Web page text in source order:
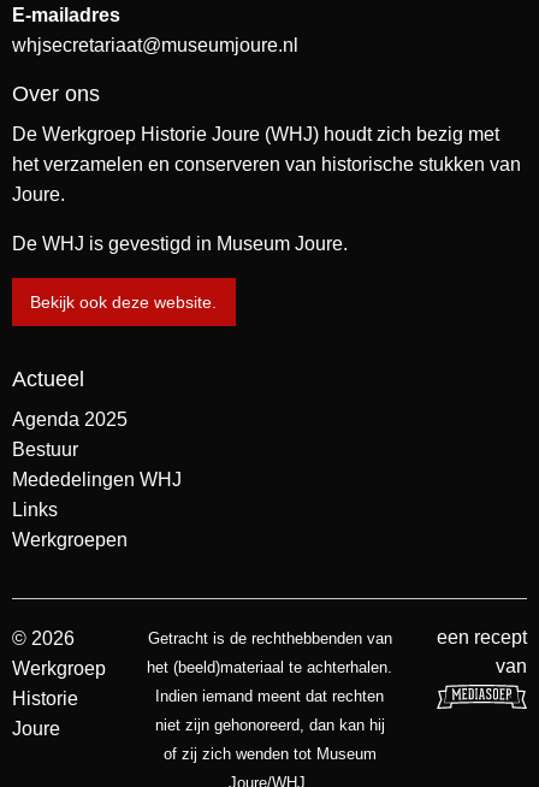
E-mailadres
whjsecretariaat@museumjoure.nl
Over ons
De Werkgroep Historie Joure (WHJ) houdt zich bezig met
het verzamelen en conserveren van historische stukken van
Joure.
De WHJ is gevestigd in Museum Joure.
Bekijk ook deze website.
Actueel
Agenda 2025
Bestuur
Mededelingen WHJ
Links
Werkgroepen
© 2026
Werkgroep
Historie
Joure
Getracht is de rechthebbenden van
het (beeld)materiaal te achterhalen.
Indien iemand meent dat rechten
niet zijn gehonoreerd, dan kan hij
of zij zich wenden tot Museum
Joure/WHJ.
een recept
van